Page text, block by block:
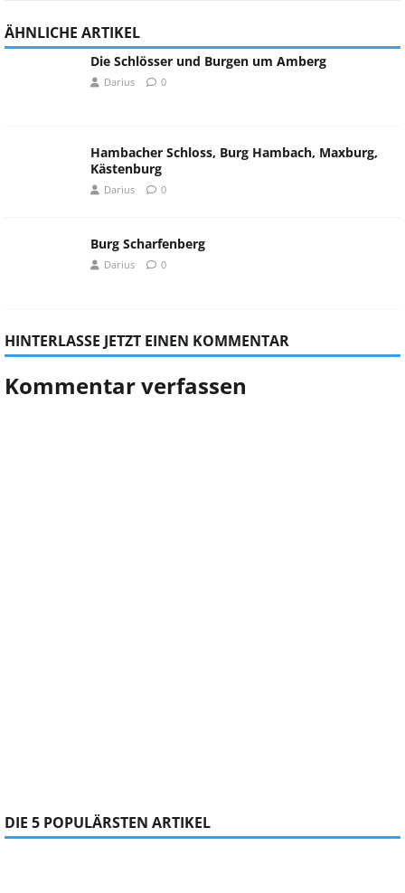
ÄHNLICHE ARTIKEL
Die Schlösser und Burgen um Amberg
Darius 0
Hambacher Schloss, Burg Hambach, Maxburg,
Kästenburg
Darius 0
Burg Scharfenberg
Darius 0
HINTERLASSE JETZT EINEN KOMMENTAR
Kommentar verfassen
DIE 5 POPULÄRSTEN ARTIKEL